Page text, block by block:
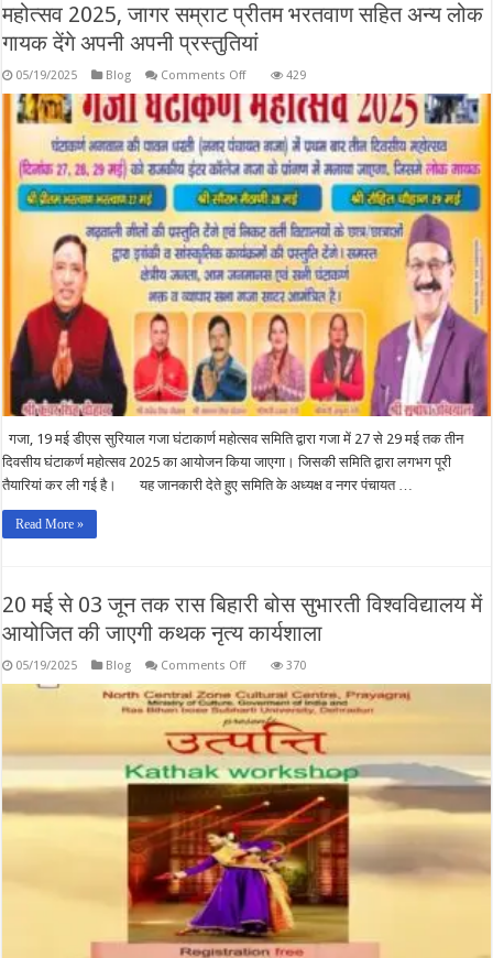
महोत्सव 2025, जागर सम्राट प्रीतम भरतवाण सहित अन्य लोक
गायक देंगे अपनी अपनी प्रस्तुतियां
05/19/2025 Blog Comments Offon
में
27
29
मई
तक
आयोजित
होगा
तीन
दिवसीय
घंटाकर्ण
महोत्सव
2025,
जागर
सम्राट
प्रीतम
भरतवाण
सहित
अन्य
लोक
गायक
देंगे
अपनी
अपनी
प्रस्तुतियां
429
गजा, 19 मई डीएस सुरियाल गजा घंटाकार्ण महोत्सव समिति द्वारा गजा में 27 से 29 मई तक तीन
दिवसीय घंटाकर्ण महोत्सव 2025 का आयोजन किया जाएगा। जिसकी समिति द्वारा लगभग पूरी
तैयारियां कर ली गई है। यह जानकारी देते हुए समिति के अध्यक्ष व नगर पंचायत …
Read More »
20 मई से 03 जून तक रास बिहारी बोस सुभारती विश्वविद्यालय में
आयोजित की जाएगी कथक नृत्य कार्यशाला
05/19/2025 Blog Comments Offon
मई
से
03
जून
तक
रास
बिहारी
बोस
सुभारती
विश्वविद्यालय
में
आयोजित
की
जाएगी
कथक
नृत्य
कार्यशाला
370